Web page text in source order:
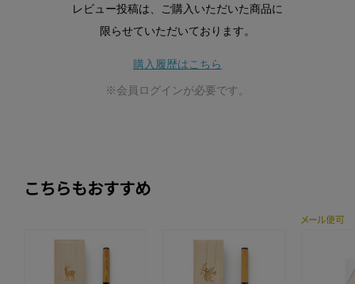
レビュー投稿は、ご購入いただいた商品に
限らせていただいております。
購入履歴はこちら
※会員ログインが必要です。
こちらもおすすめ